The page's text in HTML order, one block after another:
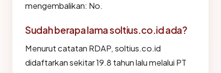
mengembalikan: No.
Sudah berapa lama soltius.co.id ada?
Menurut catatan RDAP, soltius.co.id
didaftarkan sekitar 19.8 tahun lalu melalui PT